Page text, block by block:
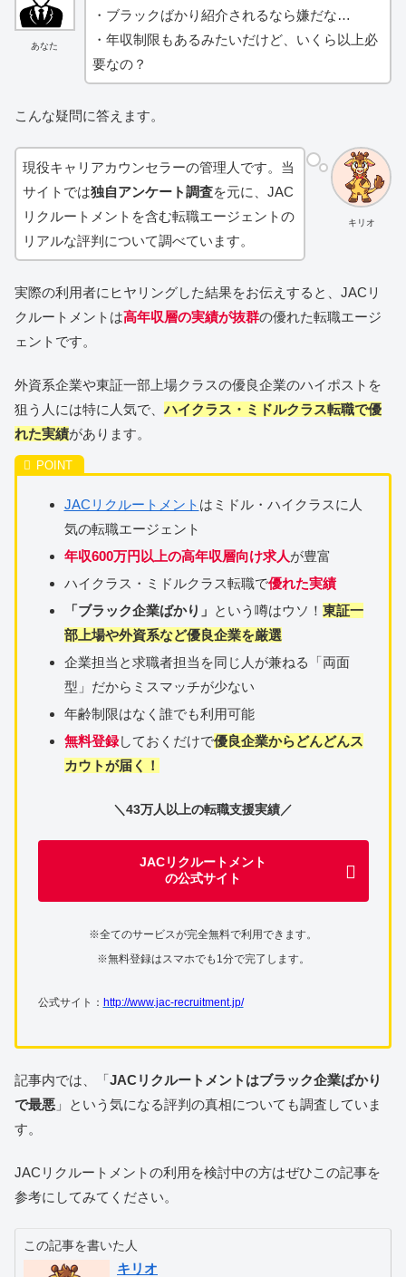
あなた
・ブラックばかり紹介されるなら嫌だな…
・年収制限もあるみたいだけど、いくら以上必
要なの？
こんな疑問に答えます。
キリオ
現役キャリアカウンセラーの管理人です。当
サイトでは独自アンケート調査を元に、JAC
リクルートメントを含む転職エージェントの
リアルな評判について調べています。
実際の利用者にヒヤリングした結果をお伝えすると、JACリ
クルートメントは高年収層の実績が抜群の優れた転職エージ
ェントです。
外資系企業や東証一部上場クラスの優良企業のハイポストを
狙う人には特に人気で、ハイクラス・ミドルクラス転職で優
れた実績があります。
JACリクルートメント はミドル・ハイクラスに人
気の転職エージェント
年収600万円以上の高年収層向け求人が豊富
ハイクラス・ミドルクラス転職で優れた実績
「ブラック企業ばかり」 という噂はウソ！ 東証一
部上場や外資系など優良企業を厳選
企業担当と求職者担当を同じ人が兼ねる「両面
型」だからミスマッチが少ない
年齢制限はなく誰でも利用可能
無料登録しておくだけで優良企業からどんどんス
カウトが届く！
＼43万人以上の転職支援実績／
JACリクルートメント
の公式サイト
※全てのサービスが完全無料で利用できます。
※無料登録はスマホでも1分で完了します。
公式サイト： http://www.jac-recruitment.jp/
記事内では、「JACリクルートメントはブラック企業ばかり
で最悪 」という気になる評判の真相についても調査していま
す。
JACリクルートメントの利用を検討中の方はぜひこの記事を
参考にしてみてください。
この記事を書いた人
キリオ